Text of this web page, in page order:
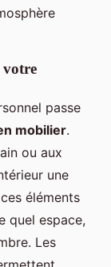
votre
passe
mobilier.
ou aux
une
éléments
quel espace,
Les